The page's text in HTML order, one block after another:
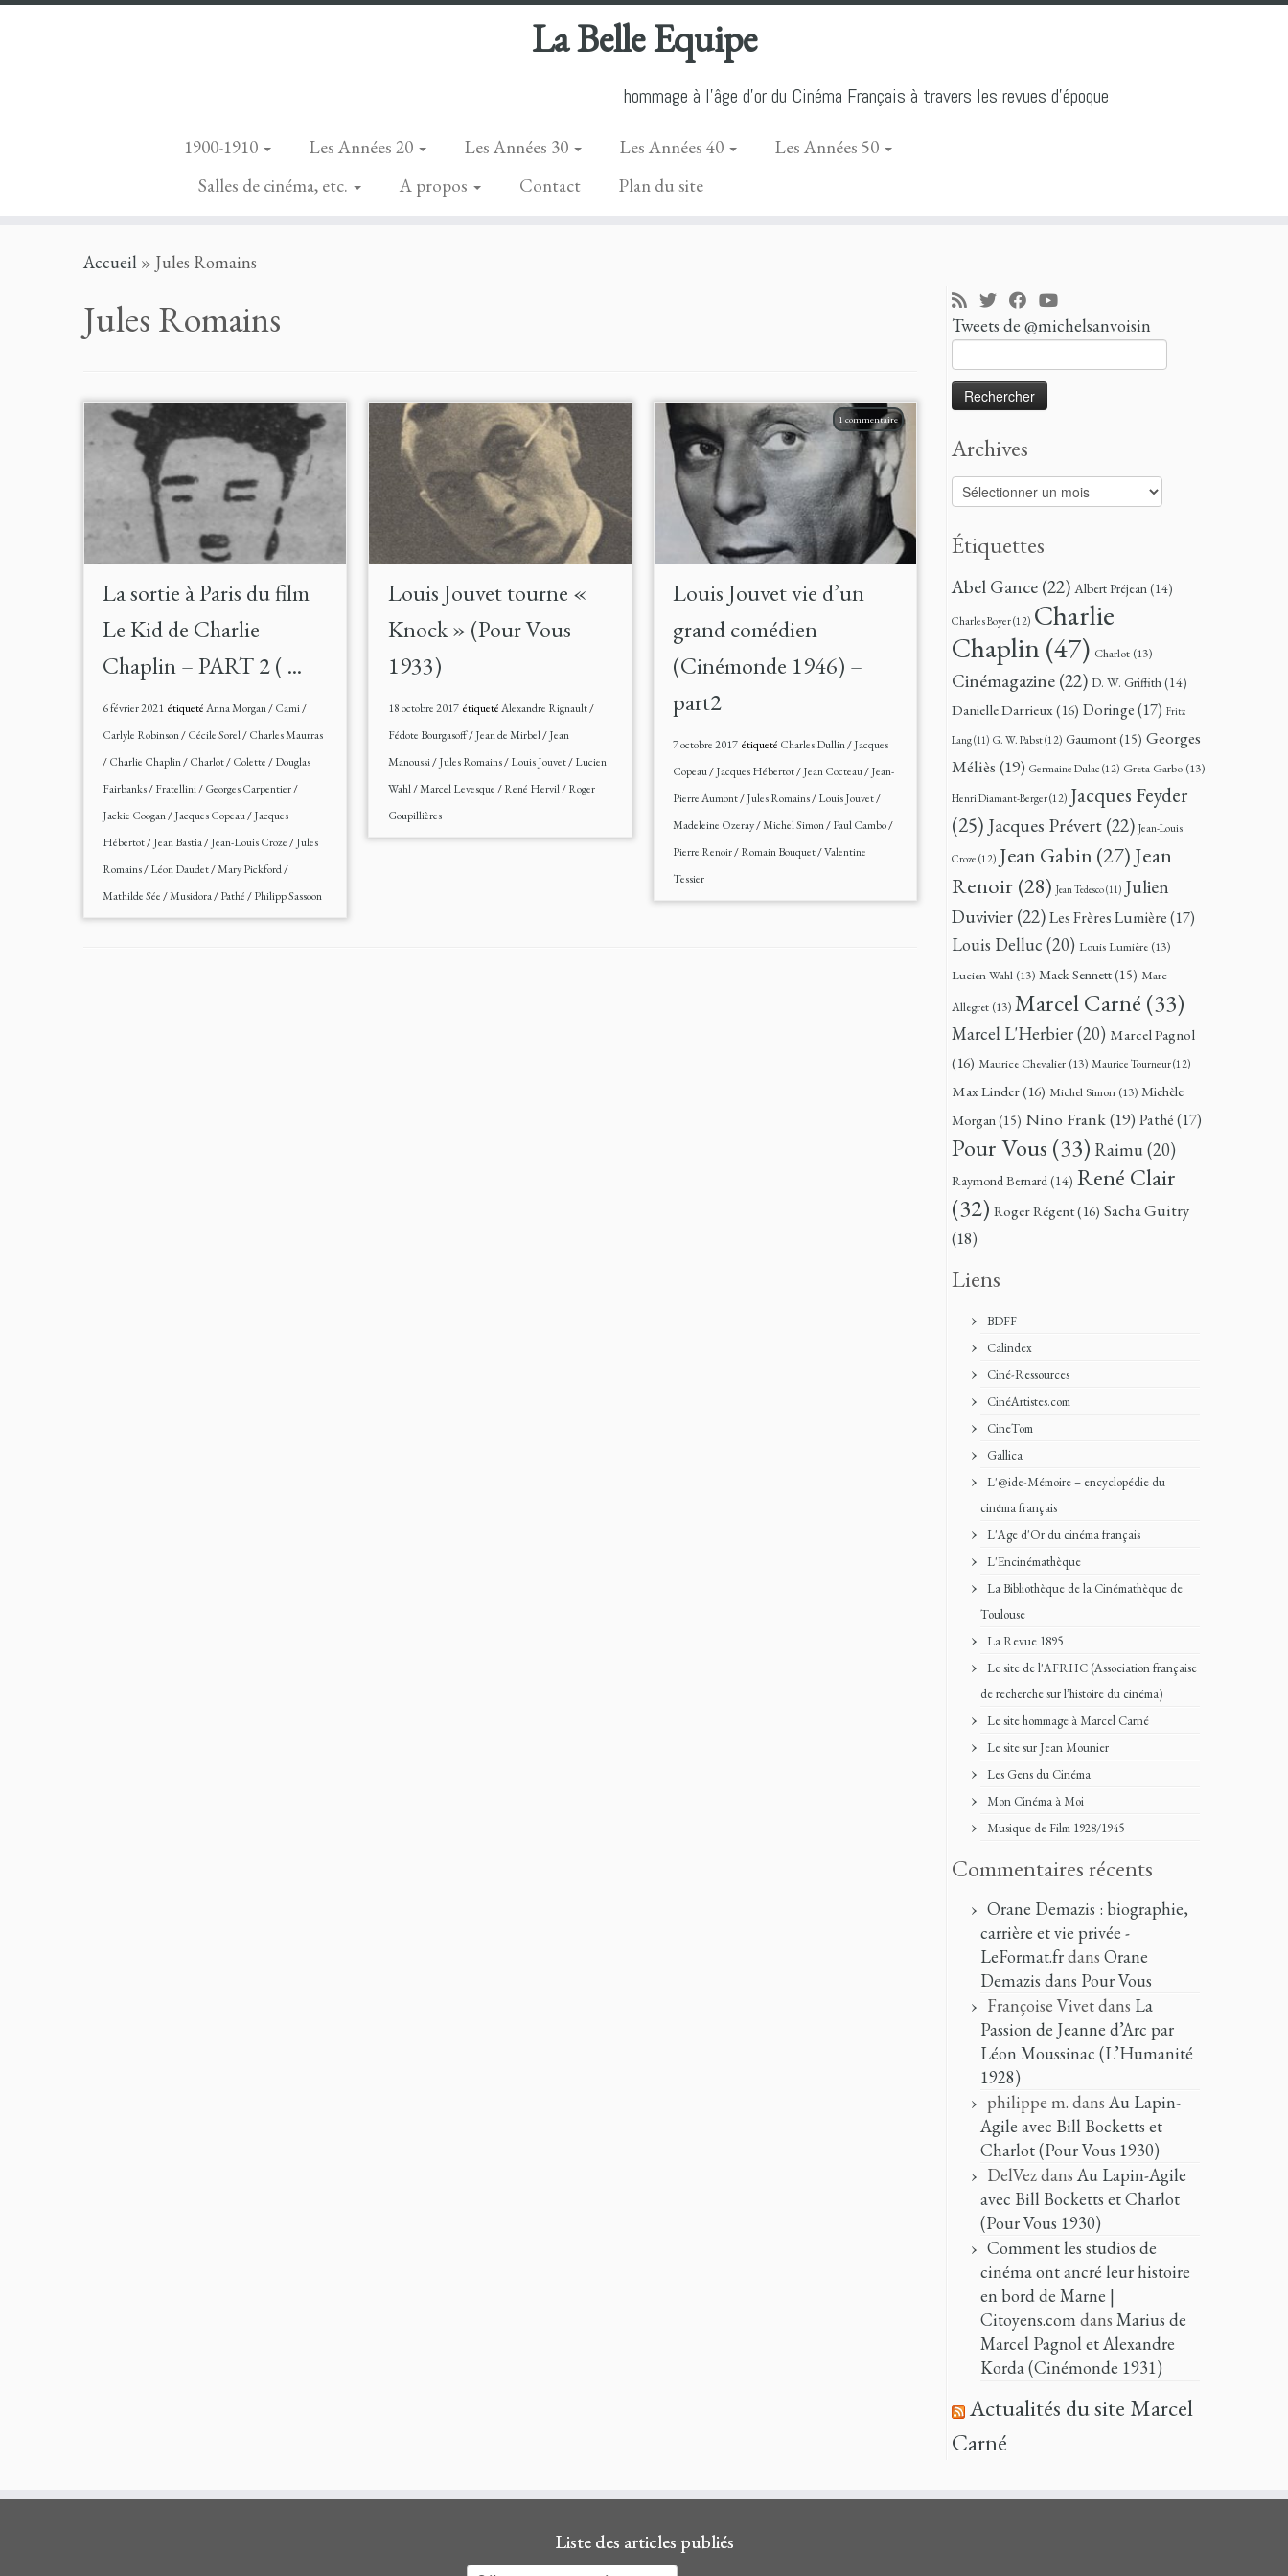
La Belle Equipe
hommage à l'âge d'or du Cinéma Français à travers les revues d'époque
1900-1910 Les Années 20 Les Années 30 Les Années 40
Les Années 50
Salles de cinéma, etc.
A propos Contact Plan du site
Accueil » Jules Romains
Jules Romains
La sortie à Paris du film
Le Kid de Charlie
Chaplin – PART 2 ( ...
6 février 2021 étiquetéAnna Morgan/Cami/
Carlyle Robinson/Cécile Sorel/Charles Maurras
/Charlie Chaplin/Charlot/Colette/Douglas
Fairbanks/Fratellini/Georges Carpentier/
Jackie Coogan/Jacques Copeau/Jacques
Hébertot/Jean Bastia/Jean-Louis Croze/Jules
Romains/Léon Daudet/Mary Pickford/
Mathilde Sée/Musidora/Pathé/Philipp Sassoon
Louis Jouvet tourne «
Knock » (Pour Vous
1933)
18 octobre 2017étiquetéAlexandre Rignault/
Fédote Bourgasoff/Jean de Mirbel/Jean
Manoussi/Jules Romains/Louis Jouvet/Lucien
Wahl/Marcel Levesque/René Hervil/Roger
Goupillières
1 commentaire
Louis Jouvet vie d’un
grand comédien
(Cinémonde 1946) –
part2
7 octobre 2017étiqueté Charles Dullin/Jacques
Copeau/Jacques Hébertot/Jean Cocteau/Jean-
Pierre Aumont/Jules Romains/Louis Jouvet/
Madeleine Ozeray/Michel Simon/Paul Cambo/
Pierre Renoir/Romain Bouquet/Valentine
Tessier
Tweets de @michelsanvoisin
Archives
Archives
Étiquettes
Abel Gance(22) Albert Préjean(14)
Charles Boyer(12) Charlie
Chaplin(47) Charlot (13)
Cinémagazine(22) D. W. Griffith(14)
Danielle Darrieux(16) Doringe(17) Fritz
Lang(11) G. W. Pabst(12) Gaumont(15) Georges
Méliès (19) Germaine Dulac (12) Greta Garbo (13)
Henri Diamant-Berger(12) Jacques Feyder
(25) Jacques Prévert(22) Jean-Louis
Croze (12) Jean Gabin (27) Jean
Renoir (28) Jean Tedesco(11) Julien
Duvivier(22)Les Frères Lumière(17)
Louis Delluc (20) Louis Lumière (13)
Lucien Wahl (13) Mack Sennett(15) Marc
Allegret (13) Marcel Carné (33)
Marcel L'Herbier(20) Marcel Pagnol
(16) Maurice Chevalier (13) Maurice Tourneur(12)
Max Linder(16) Michel Simon (13) Michèle
Morgan(15) Nino Frank(19) Pathé(17)
Pour Vous (33) Raimu(20)
Raymond Bernard(14) René Clair
(32) Roger Régent(16) Sacha Guitry
(18)
Liens
BDFF
Calindex
Ciné-Ressources
CinéArtistes.com
CineTom
Gallica
L'@ide-Mémoire – encyclopédie du
cinéma français
L'Age d'Or du cinéma français
L'Encinémathèque
La Bibliothèque de la Cinémathèque de
Toulouse
La Revue 1895
Le site de l'AFRHC (Association française
de recherche sur l’histoire du cinéma)
Le site hommage à Marcel Carné
Le site sur Jean Mounier
Les Gens du Cinéma
Mon Cinéma à Moi
Musique de Film 1928/1945
Commentaires récents
Orane Demazis : biographie,
carrière et vie privée -
LeFormat.frdans Orane
Demazis dans Pour Vous
Françoise Vivetdans La
Passion de Jeanne d’Arc par
Léon Moussinac (L’Humanité
1928)
philippe m. dans Au Lapin-
Agile avec Bill Bocketts et
Charlot (Pour Vous 1930)
DelVezdans Au Lapin-Agile
avec Bill Bocketts et Charlot
(Pour Vous 1930)
Comment les studios de
cinéma ont ancré leur histoire
en bord de Marne |
Citoyens.comdans Marius de
Marcel Pagnol et Alexandre
Korda (Cinémonde 1931)
Actualités du site Marcel
Carné
Liste des articles publiés